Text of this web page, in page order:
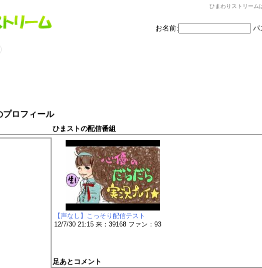
ひまわりストリーム
お名前:
パ
ロフィール
ひまストの配信番組
【声なし】こっそり配信テスト
12/7/30 21:15 来：39168 ファン：93
足あとコメント